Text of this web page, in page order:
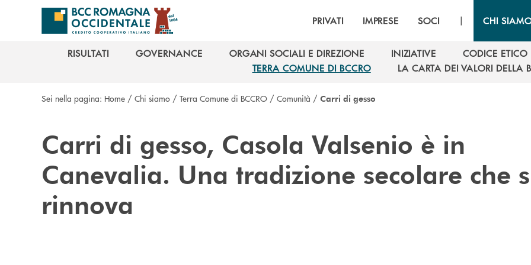
Salta al contenuto principale
PRIVATI IMPRESE SOCI | CHI
RISULTATI
GOVERNANCE
ORGANI SOCIALI E DIREZIONE
ORGANI SOCIALI E DIREZIONE
INIZIATIVE
INIZIATIVE
CODICE ETICO
CODICE ETICO
TERRA COMUNE DI BCCRO
LA CARTA DEI VALORI DELLA
Sei nella pagina: Home / Chi siamo / Terra Comune di BCCRO / Comunità / Carri di gesso
Carri di gesso, Casola Valsenio è in
Canevalia. Una tradizione secolare che
rinnova